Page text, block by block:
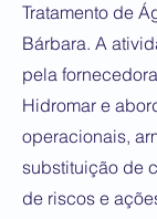
Tratamento de
Bárbara. A
pela
Hidromar e
operacionais,
substituição de
de riscos e